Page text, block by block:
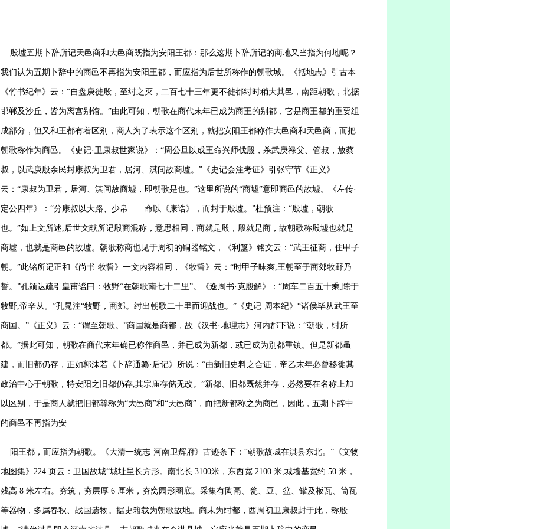
殷墟五期卜辞所记天邑商和大邑商既指为安阳王都：那么这期卜辞所记的商地又当指为何地呢？
我们认为五期卜辞中的商邑不再指为安阳王都，而应指为后世所称作的朝歌城。《括地志》引古本
《竹书纪年》云：“自盘庚徙殷，至纣之灭，二百七十三年更不徙都纣时稍大其邑，南距朝歌，北据
邯郸及沙丘，皆为离宫别馆。”由此可知，朝歌在商代末年已成为商王的别都，它是商王都的重要组
成部分，但又和王都有着区别，商人为了表示这个区别，就把安阳王都称作大邑商和天邑商，而把
朝歌称作为商邑。《史记·卫康叔世家说》：“周公旦以成王命兴师伐殷，杀武庚禄父、管叔，放蔡
叔，以武庚殷余民封康叔为卫君，居河、淇间故商墟。”《史记会注考证》引张守节《正义》
云：“康叔为卫君，居河、淇间故商墟，即朝歌是也。”这里所说的“商墟”意即商邑的故墟。《左传·
定公四年》：“分康叔以大路、少帛……命以《康诰》，而封于殷墟。”杜预注：“殷墟，朝歌
也。”如上文所述,后世文献所记殷商混称，意思相同，商就是殷，殷就是商，故朝歌称殷墟也就是
商墟，也就是商邑的故墟。朝歌称商也见于周初的铜器铭文，《利簋》铭文云：“武王征商，隹甲子
朝。”此铭所记正和《尚书·牧誓》一文内容相同，《牧誓》云：“时甲子昧爽,王朝至于商郊牧野乃
誓。”孔颍达疏引皇甫谧曰：牧野“在朝歌南七十二里”。《逸周书·克殷解》：“周车二百五十乘,陈于
牧野,帝辛从。”孔晁注“牧野，商郊。纣出朝歌二十里而迎战也。”《史记·周本纪》“诸侯毕从武王至
商国。”《正义》云：“谓至朝歌。”商国就是商都，故《汉书·地理志》河内郡下说：“朝歌，纣所
都。”据此可知，朝歌在商代末年确已称作商邑，并已成为新都，或已成为别都重镇。但是新都虽
建，而旧都仍存，正如郭沫若《卜辞通纂·后记》所说：“由新旧史料之合证，帝乙末年必曾移徙其
政治中心于朝歌，特安阳之旧都仍存,其宗庙存储无改。”新都、 旧都既然并存，必然要在名称上加
以区别，于是商人就把旧都尊称为“大邑商”和“天邑商”，而把新都称之为商邑，因此，五期卜辞中
的商邑不再指为安
阳王都，而应指为朝歌。《大清一统志·河南卫辉府》古迹条下：“朝歌故城在淇县东北。”《文物
地图集》 224 页云：卫国故城“城址呈长方形。南北长 3100米，东西宽 2100 米,城墙基宽约 50 米，
残高 8 米左右。夯筑，夯层厚 6 厘米， 夯窝园形圈底。采集有陶鬲、瓮、豆、盆、罐及板瓦、筒瓦
等器物，多属春秋、战国遗物。据史籍载为朝歌故地。商末为纣都，西周初卫康叔封于此，称殷